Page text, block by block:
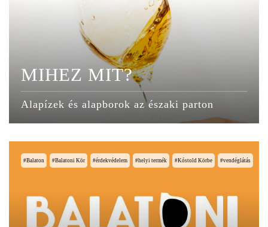
MIHEZ MIT?
Alapízek és alapborok az északi parton
Balaton Balatoni Kör érdekvédelem helyi termék Kóstold Körbe vendéglátás